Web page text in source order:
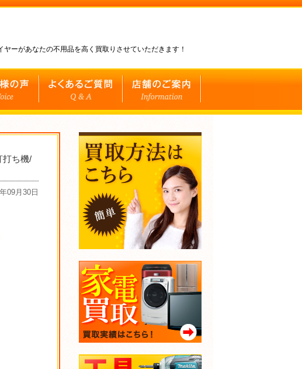
ーがあなたの不用品を高く買取りさせていただきます！
打ち機/
09月30日